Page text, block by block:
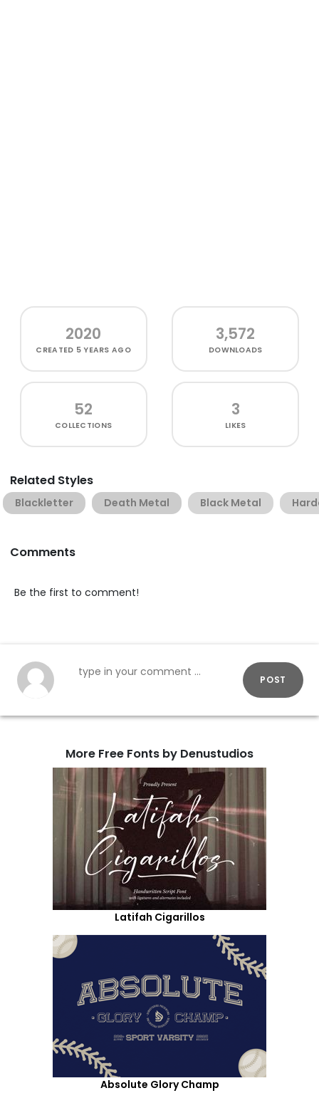
2020
CREATED 5 YEARS AGO
3,572
DOWNLOADS
52
COLLECTIONS
3
LIKES
Related Styles
Blackletter Death Metal Black Metal
Comments
Be the first to comment!
POST
More Free Fonts by Denustudios
Latifah Cigarillos
Absolute Glory Champ